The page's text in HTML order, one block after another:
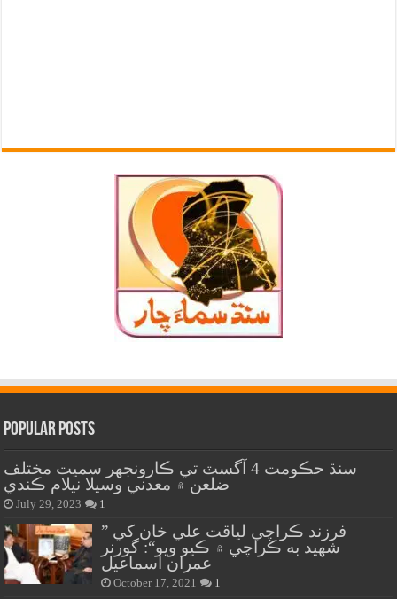
Popular Posts
سنڌ حڪومت 4 آگسٽ تي ڪارونجهر سميت مختلف
ضلعن ۾ معدني وسيلا نيلام ڪندي
July 29, 2023 1
” فرزند ڪراچي لياقت علي خان کي
شهيد به ڪراچي ۾ ڪيو ويو“: گورنر
عمران اسماعيل
October 17, 2021 1